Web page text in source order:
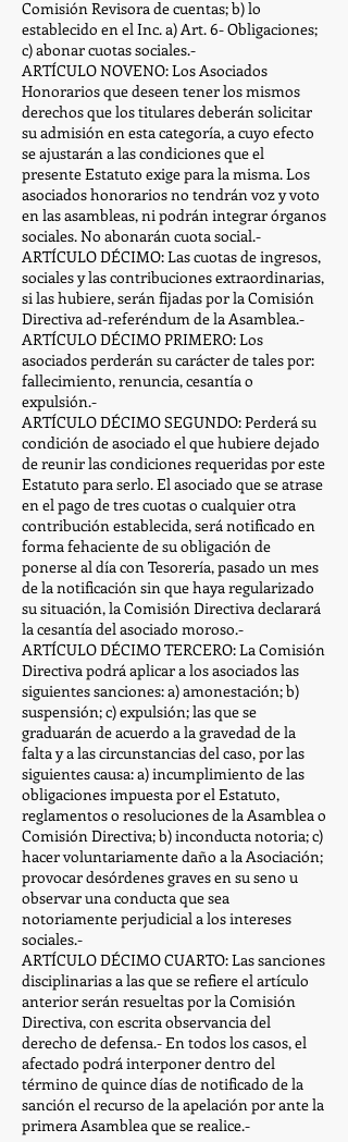
Comisión Revisora de cuentas; b) lo
establecido en el Inc. a) Art. 6- Obligaciones;
c) abonar cuotas sociales.-
ARTÍCULO NOVENO: Los Asociados
Honorarios que deseen tener los mismos
derechos que los titulares deberán solicitar
su admisión en esta categoría, a cuyo efecto
se ajustarán a las condiciones que el
presente Estatuto exige para la misma. Los
asociados honorarios no tendrán voz y voto
en las asambleas, ni podrán integrar órganos
sociales. No abonarán cuota social.-
ARTÍCULO DÉCIMO: Las cuotas de ingresos,
sociales y las contribuciones extraordinarias,
si las hubiere, serán fijadas por la Comisión
Directiva ad-referéndum de la Asamblea.-
ARTÍCULO DÉCIMO PRIMERO: Los
asociados perderán su carácter de tales por:
fallecimiento, renuncia, cesantía o
expulsión.-
ARTÍCULO DÉCIMO SEGUNDO: Perderá su
condición de asociado el que hubiere dejado
de reunir las condiciones requeridas por este
Estatuto para serlo. El asociado que se atrase
en el pago de tres cuotas o cualquier otra
contribución establecida, será notificado en
forma fehaciente de su obligación de
ponerse al día con Tesorería, pasado un mes
de la notificación sin que haya regularizado
su situación, la Comisión Directiva declarará
la cesantía del asociado moroso.-
ARTÍCULO DÉCIMO TERCERO: La Comisión
Directiva podrá aplicar a los asociados las
siguientes sanciones: a) amonestación; b)
suspensión; c) expulsión; las que se
graduarán de acuerdo a la gravedad de la
falta y a las circunstancias del caso, por las
siguientes causa: a) incumplimiento de las
obligaciones impuesta por el Estatuto,
reglamentos o resoluciones de la Asamblea o
Comisión Directiva; b) inconducta notoria; c)
hacer voluntariamente daño a la Asociación;
provocar desórdenes graves en su seno u
observar una conducta que sea
notoriamente perjudicial a los intereses
sociales.-
ARTÍCULO DÉCIMO CUARTO: Las sanciones
disciplinarias a las que se refiere el artículo
anterior serán resueltas por la Comisión
Directiva, con escrita observancia del
derecho de defensa.- En todos los casos, el
afectado podrá interponer dentro del
término de quince días de notificado de la
sanción el recurso de la apelación por ante la
primera Asamblea que se realice.-